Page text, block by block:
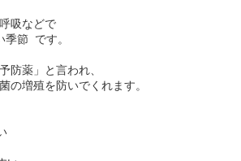
吸などで
節 です。
防薬」と言われ、
の増殖を防いでくれます。